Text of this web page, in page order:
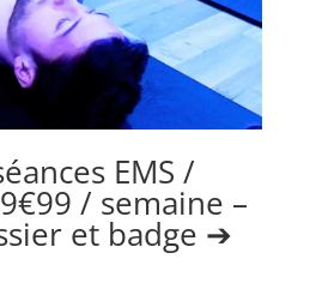
EMS /
/ semaine –
et badge ➔